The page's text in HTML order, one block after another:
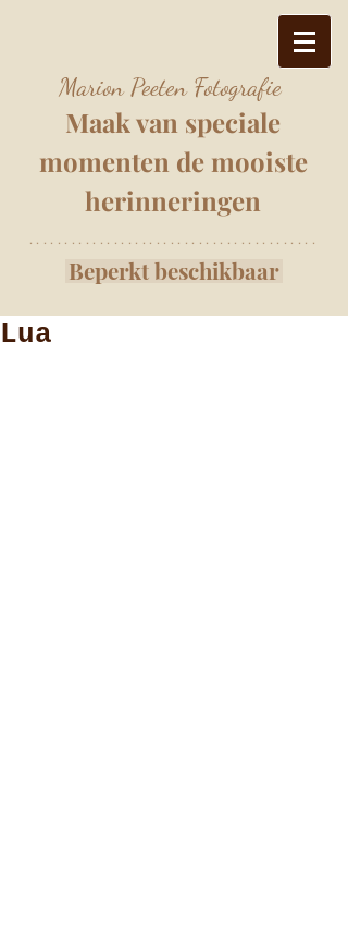
Marion Peeten Fotografie
Maak van speciale
momenten de mooiste
herinneringen
*****************************************
Beperkt beschikbaar
Lua